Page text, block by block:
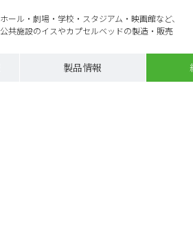
ホール・劇場・学校・スタジアム・映画館など、
公共施設のイスやカプセルベッドの製造・販売
製品情報